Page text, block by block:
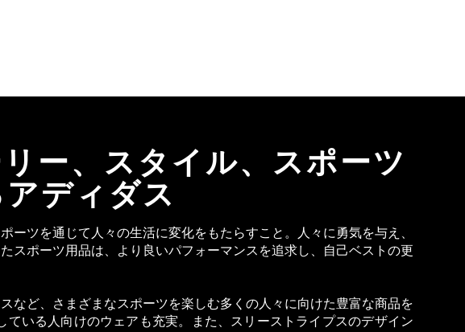
ー、スタイル、スポーツ
ディダス
ツを通じて人々の生活に変化をもたらすこと。人々に勇気を与え、
スポーツ用品は、より良いパフォーマンスを追求し、自己ベストの更
など、さまざまなスポーツを楽しむ多くの人々に向けた豊富な商品を
いる人向けのウェアも充実。また、スリーストライプスのデザイン